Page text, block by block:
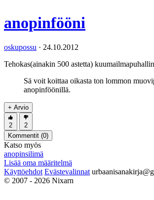
anopinfööni
oskupossu · 24.10.2012
Tehokas(ainakin 500 astetta) kuumailmapuhallin
Sä voit koittaa oikasta ton lommon
anopinföönillä.
+ Arvio
2
2
Kommentit (0)
Katso myös
anopinsilimä
Lisää oma määritelmä
Käyttöehdot Evästevalinnat
© 2007 - 2026 Nixarn